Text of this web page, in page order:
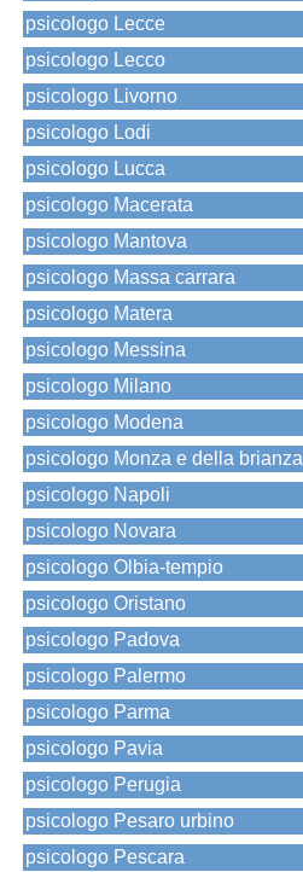
psicologo Lecce
psicologo Lecco
psicologo Livorno
psicologo Lodi
psicologo Lucca
psicologo Macerata
psicologo Mantova
psicologo Massa carrara
psicologo Matera
psicologo Messina
psicologo Milano
psicologo Modena
psicologo Monza e della brianza
psicologo Napoli
psicologo Novara
psicologo Olbia-tempio
psicologo Oristano
psicologo Padova
psicologo Palermo
psicologo Parma
psicologo Pavia
psicologo Perugia
psicologo Pesaro urbino
psicologo Pescara